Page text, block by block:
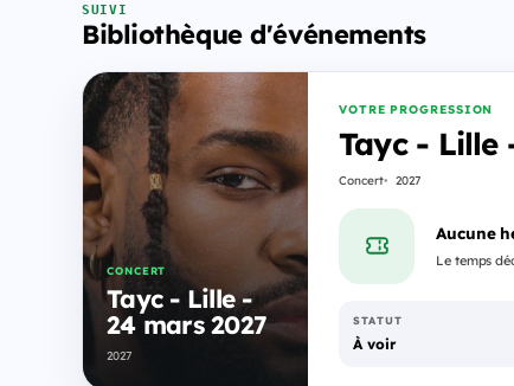
SUIVI
Bibliothèque d'événements
CONCERT
Tayc - Lille -
24 mars 2027
2027
VOTRE PROGRESSION
Tayc - Lille
Concert 2027
Aucune
Le temps
STATUT
À voir